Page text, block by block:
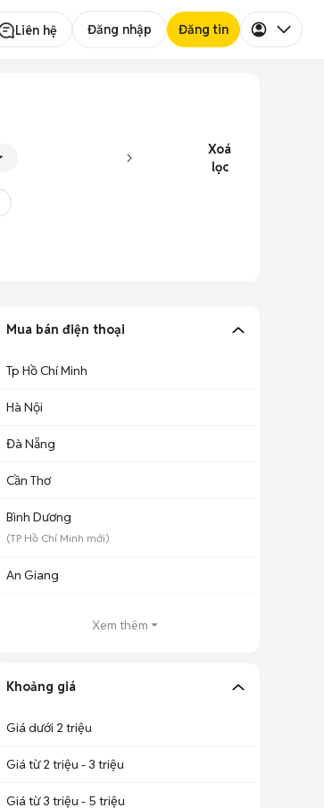
Liên hệ Đăng nhập Đăng tin
Xoá
lọc
Mua bán điện thoại
Tp Hồ Chí Minh
Hà Nội
Đà Nẵng
Cần Thơ
Bình Dương
(TP Hồ Chí Minh mới)
An Giang
Xem thêm
Khoảng giá
Giá dưới 2 triệu
Giá từ 2 triệu - 3 triệu
Giá từ 3 triệu - 5 triệu